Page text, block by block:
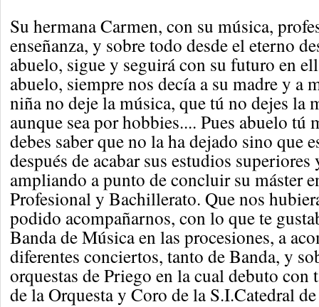
Su hermana Carmen, con su música,
enseñanza, y sobre todo desde el eterno
abuelo, sigue y seguirá con su futuro en
abuelo, siempre nos decía a su madre y a
niña no deje la música, que tú no dejes la
aunque sea por hobbies.... Pues abuelo tú
debes saber que no la ha dejado sino que
después de acabar sus estudios superiores
ampliando a punto de concluir su máster
Profesional y Bachillerato. Que nos
podido acompañarnos, con lo que te
Banda de Música en las procesiones, a
diferentes conciertos, tanto de Banda, y
orquestas de Priego en la cual debuto con
de la Orquesta y Coro de la S.I.Catedral